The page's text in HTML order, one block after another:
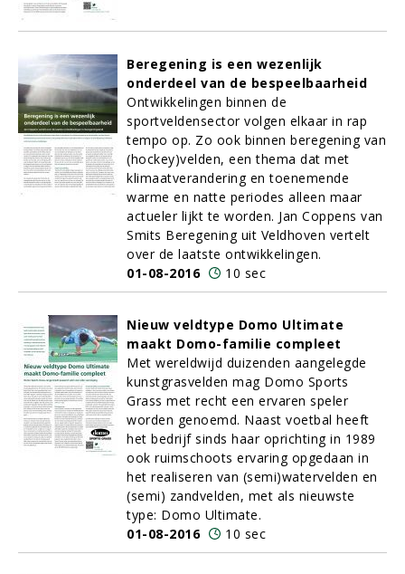
Beregening is een wezenlijk
onderdeel van de bespeelbaarheid
Ontwikkelingen binnen de
sportveldensector volgen elkaar in rap
tempo op. Zo ook binnen beregening van
(hockey)velden, een thema dat met
klimaatverandering en toenemende
warme en natte periodes alleen maar
actueler lijkt te worden. Jan Coppens van
Smits Beregening uit Veldhoven vertelt
over de laatste ontwikkelingen.
01-08-2016
10 sec
Nieuw veldtype Domo Ultimate
maakt Domo-familie compleet
Met wereldwijd duizenden aangelegde
kunstgrasvelden mag Domo Sports
Grass met recht een ervaren speler
worden genoemd. Naast voetbal heeft
het bedrijf sinds haar oprichting in 1989
ook ruimschoots ervaring opgedaan in
het realiseren van (semi)watervelden en
(semi) zandvelden, met als nieuwste
type: Domo Ultimate.
01-08-2016
10 sec